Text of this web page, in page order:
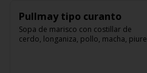
Pullmay tipo curanto
Sopa de marisco con costillar de
cerdo, longaniza, pollo, macha, piure